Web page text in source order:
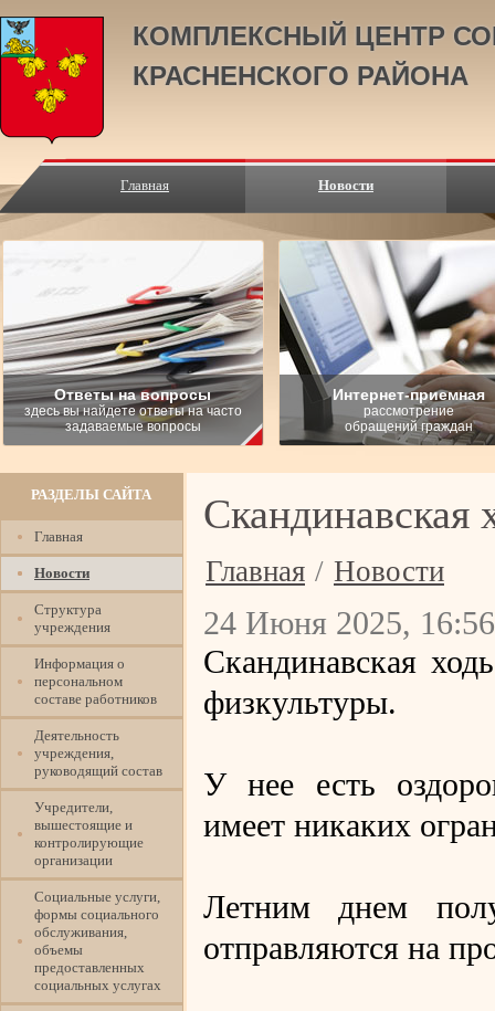
КОМПЛЕКСНЫЙ ЦЕНТР
КРАСНЕНСКОГО РАЙОНА
Главная Новости
Ответы на вопросы
здесь вы найдете ответы на часто
задаваемые вопросы
Интернет-приемная
рассмотрение
обращений граждан
РАЗДЕЛЫ САЙТА
Главная
Новости
Структура
учреждения
Информация о
персональном
составе работников
Деятельность
учреждения,
руководящий состав
Учредители,
вышестоящие и
контролирующие
организации
Социальные услуги,
формы социального
обслуживания,
объемы
предоставленных
социальных услугах
Скандинавская
Главная / Новости
24 Июня 2025, 16:56
Скандинавская
физкультуры.
У нее есть
имеет никаких
Летним днем
отправляются на